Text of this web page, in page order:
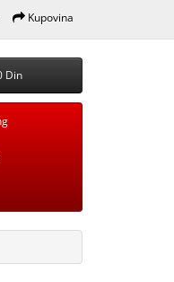
Kupovina
Din